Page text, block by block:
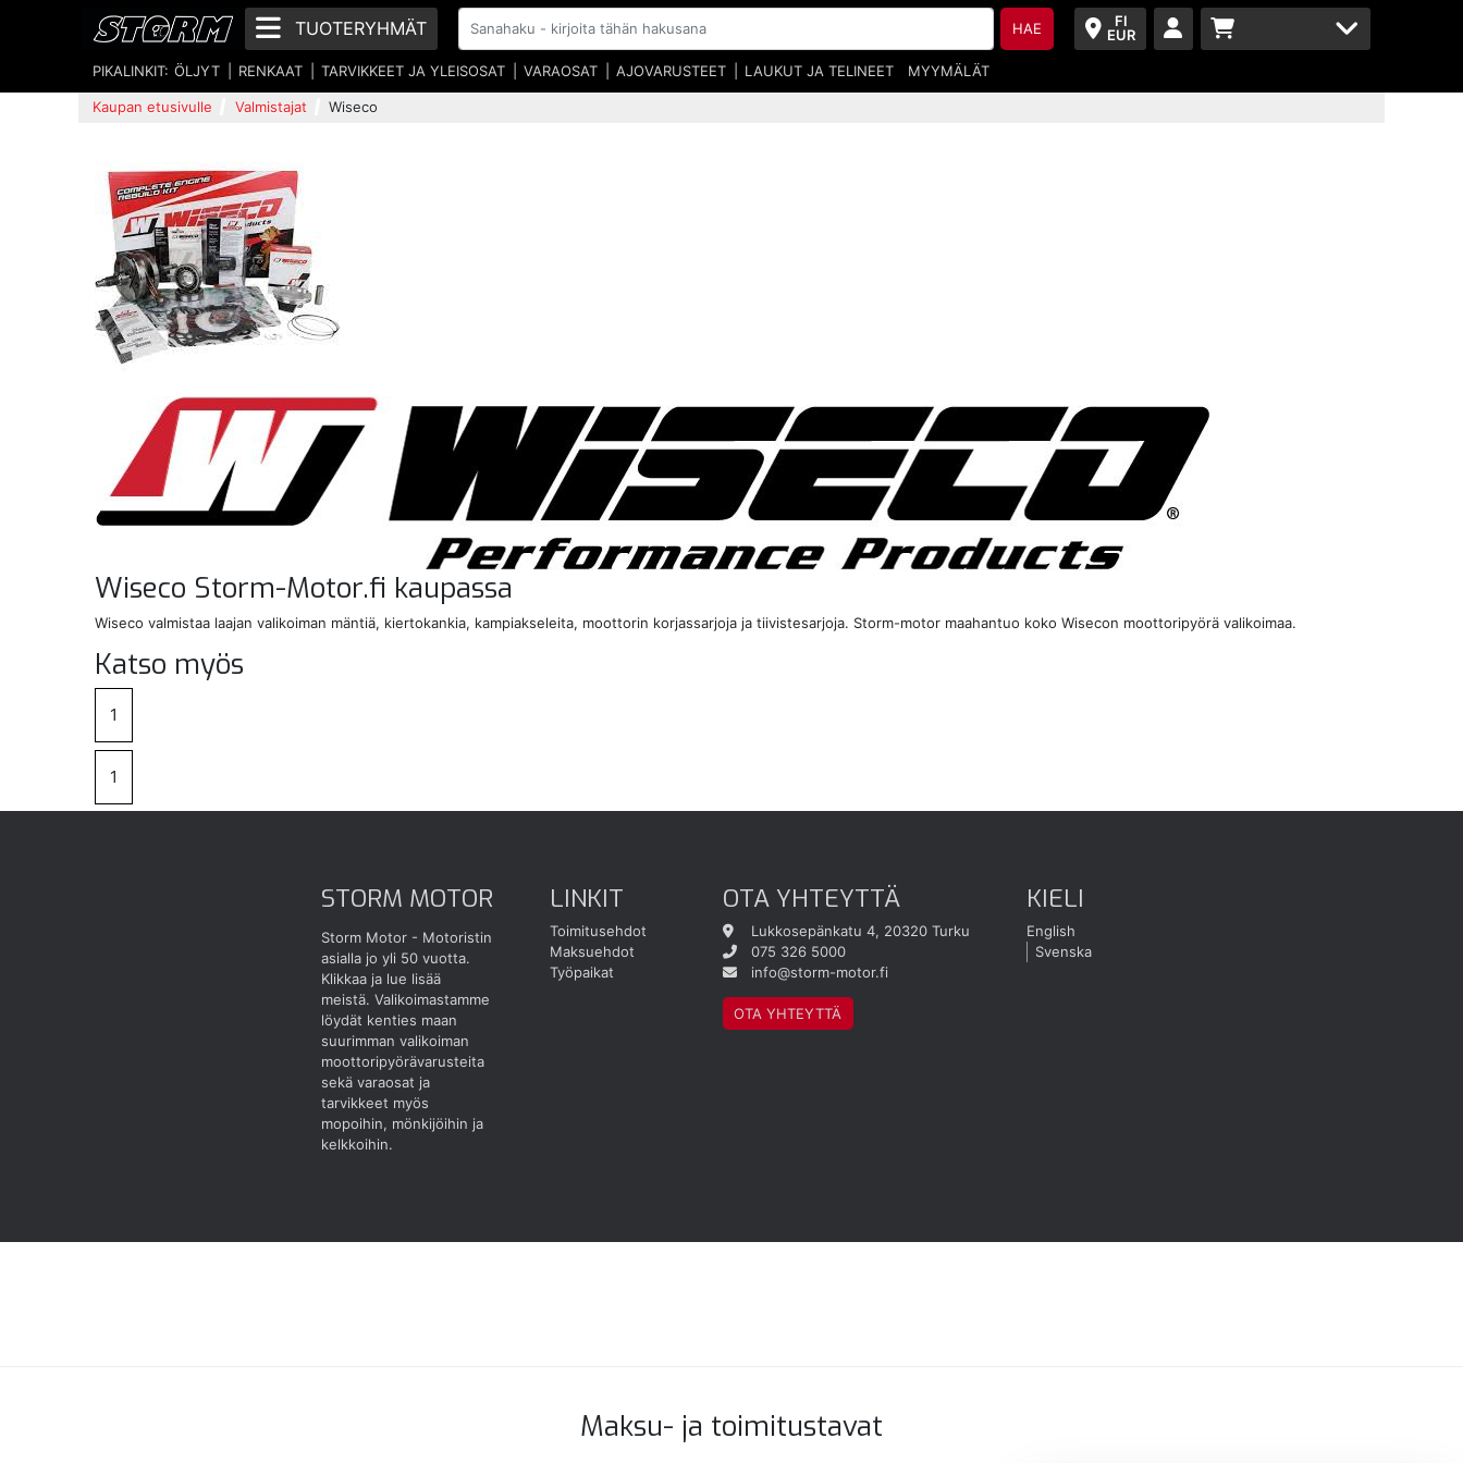
FI
EUR
TUOTERYHMÄT HAE
PIKALINKIT: ÖLJYT RENKAAT TARVIKKEET JA YLEISOSAT VARAOSAT AJOVARUSTEET LAUKUT JA TELINEET MYYMÄLÄT
Kaupan etusivulle Valmistajat Wiseco
Wiseco Storm-Motor.fi kaupassa
Wiseco valmistaa laajan valikoiman mäntiä, kiertokankia, kampiakseleita, moottorin korjassarjoja ja tiivistesarjoja. Storm-motor maahantuo koko Wisecon moottoripyörä valikoimaa.
Katso myös
1
1
STORM MOTOR
Storm Motor - Motoristin
asialla jo yli 50 vuotta.
Klikkaa ja lue lisää
meistä. Valikoimastamme
löydät kenties maan
suurimman valikoiman
moottoripyörävarusteita
sekä varaosat ja
tarvikkeet myös
mopoihin, mönkijöihin ja
kelkkoihin.
LINKIT
Toimitusehdot
Maksuehdot
Työpaikat
OTA YHTEYTTÄ
Lukkosepänkatu 4, 20320 Turku
075 326 5000
info@storm-motor.fi
OTA YHTEYTTÄ
KIELI
English
Svenska
Maksu- ja toimitustavat